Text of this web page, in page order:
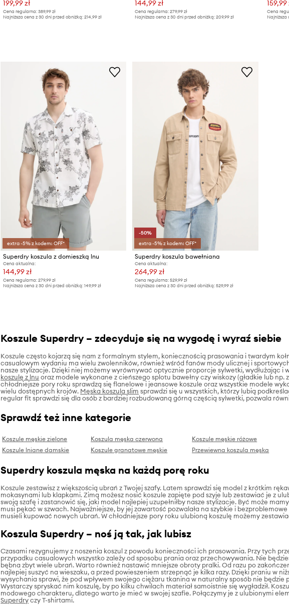
199,99 zł
Cena regularna: 389,99 zł
Najniższa cena z 30 dni przed obniżką: 214,99 zł
144,99 zł
Cena regularna: 279,99 zł
Najniższa cena z 30 dni przed obniżką: 209,99 zł
159,99
Cena
Najniższa
extra -5% z kodem: OFF*
Superdry koszula z domieszką lnu
Cena aktualna:
144,99 zł
Cena regularna: 279,99 zł
Najniższa cena z 30 dni przed obniżką: 149,99 zł
-50%
extra -5% z kodem: OFF*
Superdry koszula bawełniana
Cena aktualna:
264,99 zł
Cena regularna: 529,99 zł
Najniższa cena z 30 dni przed obniżką: 529,99 zł
Koszule Superdry – zdecyduje się na wygodę i wyraź siebie
Koszule często kojarzą się nam z formalnym stylem, koniecznością prasowania i twardym
casualowym wydaniu ma wielu zwolenników, również wśród fanów mody ulicznej i
nasze stylizacje. Dzięki niej możemy wyrównywać optycznie proporcje sylwetki, wydłużając i
koszulę z lnu oraz modele wykonane z cieńszego splotu bawełny czy wiskozy (gładkie lub
chłodniejsze pory roku sprawdzą się flanelowe i jeansowe koszule oraz wszystkie modele
wielu dostępnych krojów. Męska koszula slim sprawdzi się u wszystkich, którzy lubią
regular fit sprawdzi się dla osób z bardziej rozbudowaną górną częścią sylwetki, pozwala
Sprawdź też inne kategorie
Koszule męskie zielone Koszula męska czerwona Koszule męskie różowe
Koszule lniane damskie
Koszule granatowe męskie Przewiewna koszula męska
Superdry koszula męska na każdą porę roku
Koszule zestawisz z większością ubrań z Twojej szafy. Latem sprawdzi się model z krótkim
mokasynami lub klapkami. Zimą możesz nosić koszule zapięte pod szyje lub zestawiać je z
swoją szafę i zastanowić się, jaki model najlepiej uzupełniłby nasze stylizacje. Być może
musi pękać w szwach. Najważniejsze, by jej zawartość pozwalała na szybkie i
musieli kupować nowych ubrań. W chłodniejsze pory roku ulubioną koszulę możemy
Koszula Superdry – noś ją tak, jak lubisz
Czasami rezygnujemy z noszenia koszul z powodu konieczności ich prasowania. Przy tych
przypadku casualowych wszystko zależy od sposobu prania oraz przechowywania. Nie
bębna zbyt wiele ubrań. Warto również nastawić mniejsze obroty pralki. Od razu po
najlepiej suszyć na wieszaku, a przed powieszeniem strzepnąć je kilka razy. Dzięki praniu w
wysychania sprawi, że pod wpływem swojego ciężaru tkanina w naturalny sposób nie
Wystarczy spryskać nim koszulę, by po kilku chwilach materiał samoistnie się wygładził.
modowego charakteru, dlatego warto je mieć w swojej szafie. Połączymy je z ulubionymi
Superdryczy T-shirtami.